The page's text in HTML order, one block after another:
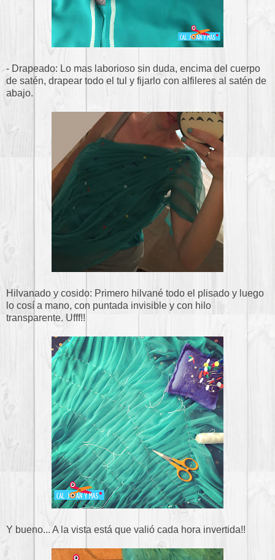
- Drapeado: Lo mas laborioso sin duda, encima del cuerpo
de satén, drapear todo el tul y fijarlo con alfileres al satén de
abajo.
Hilvanado y cosido: Primero hilvané todo el plisado y luego
lo cosí a mano, con puntada invisible y con hilo
transparente. Ufff!!
Y bueno... A la vista está que valió cada hora invertida!!